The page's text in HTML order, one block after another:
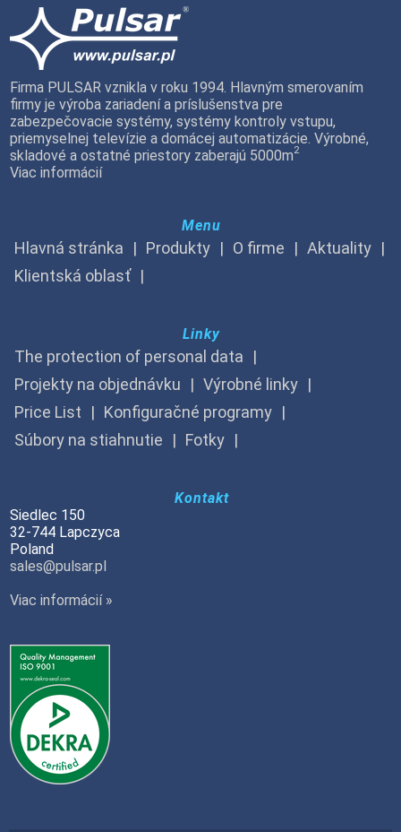
Firma PULSAR vznikla v roku 1994. Hlavným smerovaním
firmy je výroba zariadení a príslušenstva pre
zabezpečovacie systémy, systémy kontroly vstupu,
priemyselnej televízie a domácej automatizácie. Výrobné,
skladové a ostatné priestory zaberajú 5000m2
Viac informácií
Menu
Hlavná stránka Produkty O firme
Aktuality
Klientská oblasť
Linky
The protection of personal data
Projekty na objednávku
Výrobné linky
Price List
Konfiguračné programy
Súbory na stiahnutie
Fotky
Kontakt
Siedlec 150
32-744 Lapczyca
Poland
sales@pulsar.pl
Viac informácií »